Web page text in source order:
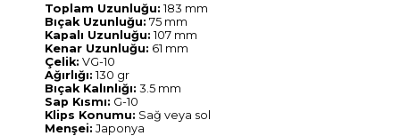
Toplam Uzunluğu: 183 mm
Bıçak Uzunluğu: 75 mm
Kapalı Uzunluğu: 107 mm
Kenar Uzunluğu: 61 mm
Çelik: VG-10
Ağırlığı: 130 gr
Bıçak Kalınlığı: 3.5 mm
Sap Kısmı: G-10
Klips Konumu: Sağ veya sol
Menşei: Japonya